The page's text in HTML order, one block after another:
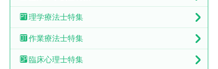
理学療法士特集
作業療法士特集
臨床心理士特集